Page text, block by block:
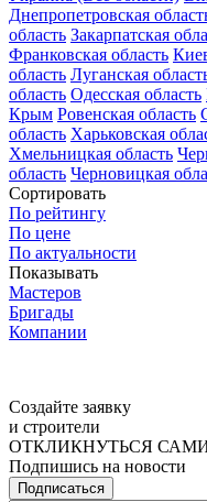
Днепропетровская
область Закарпатская
Франковская область
область Луганская
область Одесская область
Крым Ровенская область
область Харьковская
Хмельницкая область
область Черновицкая
Сортировать
По рейтингу
По цене
По актуальности
Показывать
Мастеров
Бригады
Компании
Создайте заявку
и строители
ОТКЛИКНУТЬСЯ
Подпишись на новости
Подписаться